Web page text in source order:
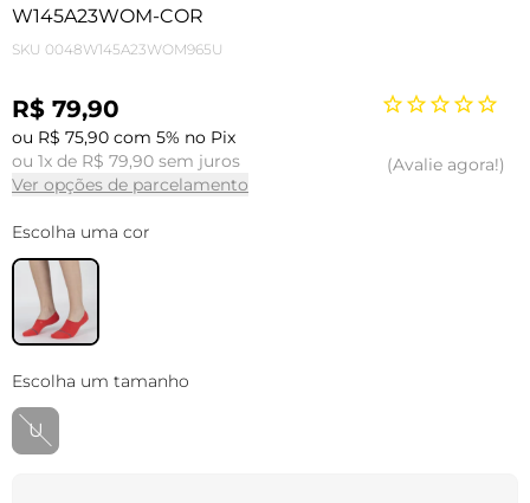
W145A23WOM-COR
SKU 0048W145A23WOM965U
R$ 79,90
ou R$ 75,90 com 5% no Pix
ou 1x de R$ 79,90 sem juros
Ver opções de parcelamento
Avalie agora!
Escolha uma cor
Escolha um tamanho
U